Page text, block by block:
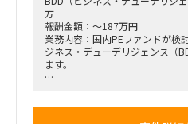
方
報酬金額：～187万円
業務内容：国内PEファンドが検
ジネス・デューデリジェンス（
ます。